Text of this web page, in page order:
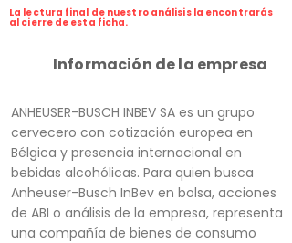
La lectura final de nuestro análisis la encontrarás
al cierre de esta ficha.
Información de la empresa
ANHEUSER-BUSCH INBEV SA es un grupo
cervecero con cotización europea en
Bélgica y presencia internacional en
bebidas alcohólicas. Para quien busca
Anheuser-Busch InBev en bolsa, acciones
de ABI o análisis de la empresa, representa
una compañía de bienes de consumo